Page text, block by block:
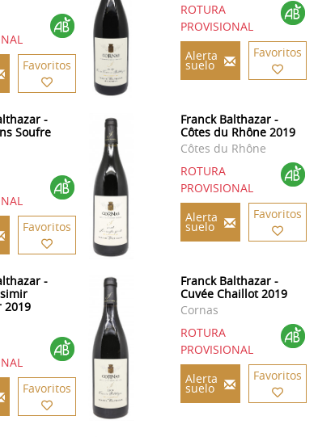
Favoritos
ROTURA
PROVISIONAL
Alerta
suelo
Favoritos
-
Soufre
Favoritos
Franck Balthazar -
Côtes du Rhône 2019
Côtes du Rhône
ROTURA
PROVISIONAL
Alerta
suelo
Favoritos
-
2019
Favoritos
Franck Balthazar -
Cuvée Chaillot 2019
Cornas
ROTURA
PROVISIONAL
Alerta
suelo
Favoritos